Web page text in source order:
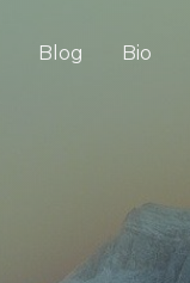
Blog Bio